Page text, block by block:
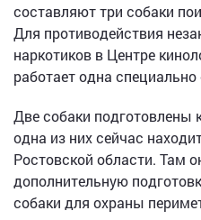
составляют три собаки
Для противодействия
наркотиков в Центре
работает одна
Две собаки подготовлены
одна из них сейчас
Ростовской области. Там
дополнительную
собаки для охраны